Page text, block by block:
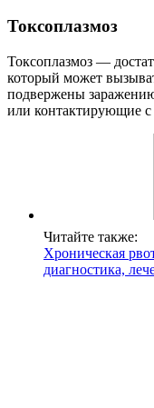
Токсоплазмоз
Токсоплазмоз —
который может
подвержены
или контактирующие
Читайте также:
Хроническая
диагностика,